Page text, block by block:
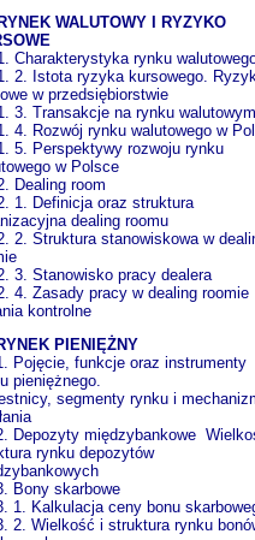
RYNEK WALUTOWY I RYZYKO
Charakterystyka rynku
2. Istota ryzyka kursowego.
w przedsiębiorstwie
3. Transakcje na rynku walutowym
4. Rozwój rynku walutowego w
5. Perspektywy rozwoju rynku
w Polsce
Dealing room
1. Definicja oraz struktura
dealing roomu
2. Struktura stanowiskowa w
3. Stanowisko pracy dealera
4. Zasady pracy w dealing roomie
kontrolne
PIENIĘŻNY
Pojęcie, funkcje oraz instrumenty
pieniężnego.
segmenty rynku i
Depozyty międzybankowe
rynku depozytów
Bony skarbowe
1. Kalkulacja ceny bonu
2. Wielkość i struktura rynku